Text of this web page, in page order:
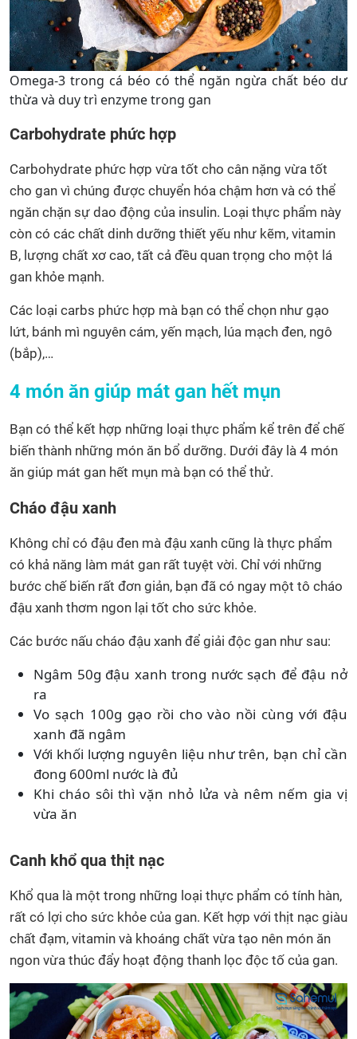
Omega-3 trong cá béo có thể ngăn ngừa chất béo dư
thừa và duy trì enzyme trong gan
Carbohydrate phức hợp
Carbohydrate phức hợp vừa tốt cho cân nặng vừa tốt
cho gan vì chúng được chuyển hóa chậm hơn và có thể
ngăn chặn sự dao động của insulin. Loại thực phẩm này
còn có các chất dinh dưỡng thiết yếu như kẽm, vitamin
B, lượng chất xơ cao, tất cả đều quan trọng cho một lá
gan khỏe mạnh.
Các loại carbs phức hợp mà bạn có thể chọn như gạo
lứt, bánh mì nguyên cám, yến mạch, lúa mạch đen, ngô
(bắp),…
4 món ăn giúp mát gan hết mụn
Bạn có thể kết hợp những loại thực phẩm kể trên để chế
biến thành những món ăn bổ dưỡng. Dưới đây là 4 món
ăn giúp mát gan hết mụn mà bạn có thể thử.
Cháo đậu xanh
Không chỉ có đậu đen mà đậu xanh cũng là thực phẩm
có khả năng làm mát gan rất tuyệt vời. Chỉ với những
bước chế biến rất đơn giản, bạn đã có ngay một tô cháo
đậu xanh thơm ngon lại tốt cho sức khỏe.
Các bước nấu cháo đậu xanh để giải độc gan như sau:
Ngâm 50g đậu xanh trong nước sạch để đậu nở
ra
Vo sạch 100g gạo rồi cho vào nồi cùng với đậu
xanh đã ngâm
Với khối lượng nguyên liệu như trên, bạn chỉ cần
đong 600ml nước là đủ
Khi cháo sôi thì vặn nhỏ lửa và nêm nếm gia vị
vừa ăn
Canh khổ qua thịt nạc
Khổ qua là một trong những loại thực phẩm có tính hàn,
rất có lợi cho sức khỏe của gan. Kết hợp với thịt nạc giàu
chất đạm, vitamin và khoáng chất vừa tạo nên món ăn
ngon vừa thúc đẩy hoạt động thanh lọc độc tố của gan.